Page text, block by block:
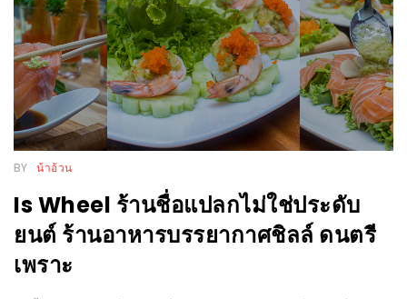
ความ
อร่อย
ทั่ว
เชียงใหม่
ลุ้น
ประทาน
บุฟเฟ่ต์
BY น้าอ้วน
Is Wheel ร้านชื่อแปลกไม่ใช่ประดับ
ยนต์ ร้านอาหารบรรยากาศชิลล์ ดนตรี
เพราะ